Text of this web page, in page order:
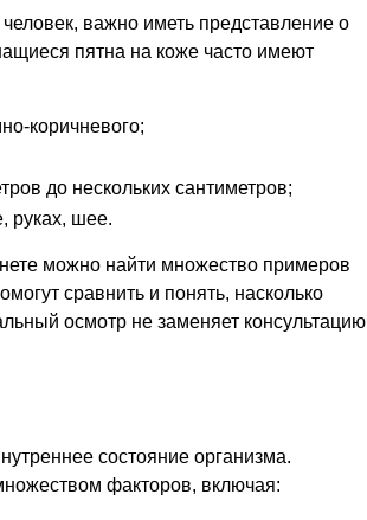
важно иметь представление о
пятна на коже часто имеют
коричневого;
до нескольких сантиметров;
руках, шее.
можно найти множество примеров
сравнить и понять, насколько
осмотр не заменяет консультацию
состояние организма.
факторов, включая: